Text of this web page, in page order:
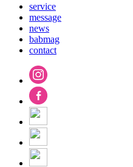
service
message
news
babmag
contact